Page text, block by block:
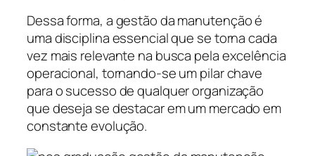
Dessa forma, a gestão da manutenção é
uma disciplina essencial que se torna cada
vez mais relevante na busca pela excelência
operacional, tornando-se um pilar chave
para o sucesso de qualquer organização
que deseja se destacar em um mercado em
constante evolução.